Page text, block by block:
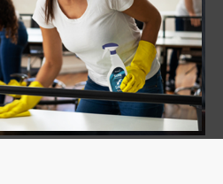
doma nadohvat ruke!